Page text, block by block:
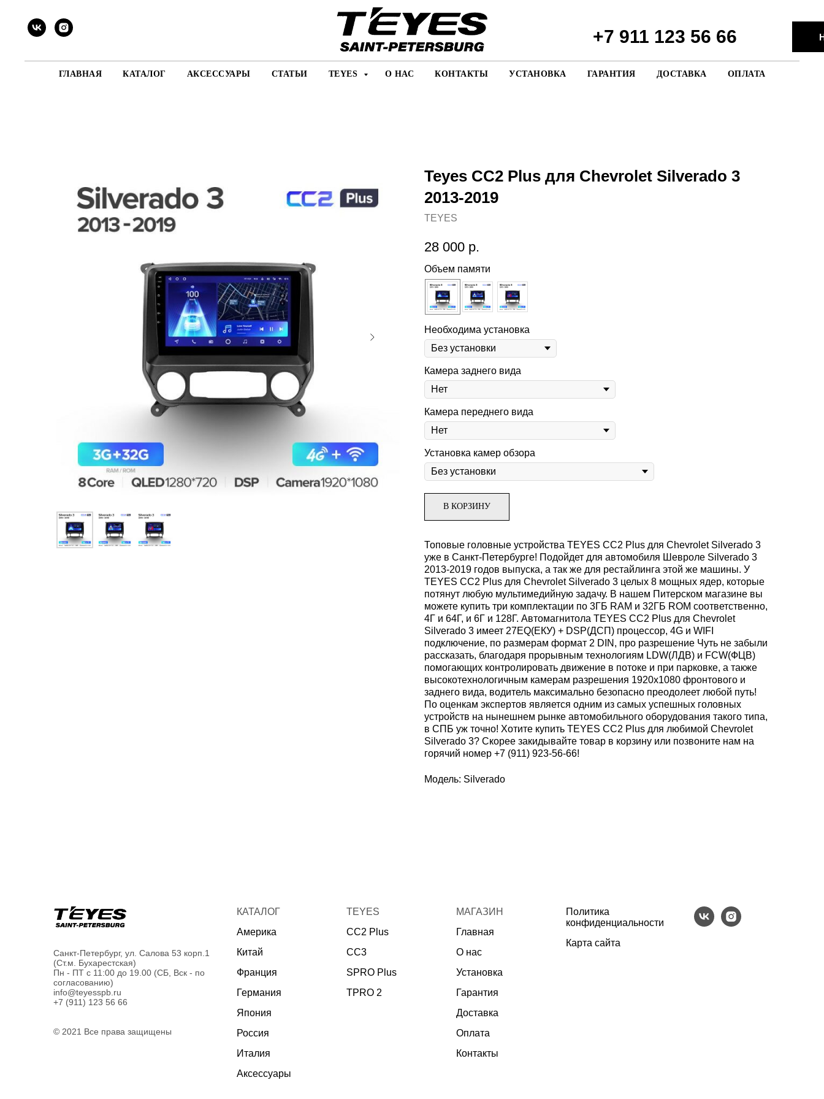
+7 911 123 56 66
ГЛАВНАЯ КАТАЛОГ АКСЕССУАРЫ СТАТЬИ TEYES О НАС КОНТАКТЫ УСТАНОВКА ГАРАНТИЯ ДОСТАВКА ОПЛАТА
Teyes CC2 Plus для Chevrolet Silverado 3
2013-2019
TEYES
28 000 р.
Объем памяти
Необходима установка
Камера заднего вида
Камера переднего вида
Установка камер обзора
В КОРЗИНУ
Топовые головные устройства TEYES CC2 Plus для Chevrolet Silverado 3
уже в Санкт-Петербурге! Подойдет для автомобиля Шевроле Silverado 3
2013-2019 годов выпуска, а так же для рестайлинга этой же машины. У
TEYES CC2 Plus для Chevrolet Silverado 3 целых 8 мощных ядер, которые
потянут любую мультимедийную задачу. В нашем Питерском магазине вы
можете купить три комплектации по 3ГБ RAM и 32ГБ ROM соответственно,
4Г и 64Г, и 6Г и 128Г. Автомагнитола TEYES CC2 Plus для Chevrolet
Silverado 3 имеет 27EQ(ЕКУ) + DSP(ДСП) процессор, 4G и WIFI
подключение, по размерам формат 2 DIN, про разрешение Чуть не забыли
рассказать, благодаря прорывным технологиям LDW(ЛДВ) и FCW(ФЦВ)
помогающих контролировать движение в потоке и при парковке, а также
высокотехнологичным камерам разрешения 1920x1080 фронтового и
заднего вида, водитель максимально безопасно преодолеет любой путь!
По оценкам экспертов является одним из самых успешных головных
устройств на нынешнем рынке автомобильного оборудования такого типа,
в СПБ уж точно! Хотите купить TEYES CC2 Plus для любимой Chevrolet
Silverado 3? Скорее закидывайте товар в корзину или позвоните нам на
горячий номер +7 (911) 923-56-66!
Модель: Silverado
Санкт-Петербург, ул. Салова 53 корп.1
(Ст.м. Бухарестская)
Пн - ПТ с 11:00 до 19.00 (СБ, Вск - по
согласованию)
info@teyesspb.ru
+7 (911) 123 56 66
© 2021 Все права защищены
КАТАЛОГ
Америка
Китай
Франция
Германия
Япония
Россия
Италия
Аксессуары
TEYES
CC2 Plus
CC3
SPRO Plus
TPRO 2
МАГАЗИН
Главная
О нас
Установка
Гарантия
Доставка
Оплата
Контакты
Политика
конфиденциальности
Карта сайта